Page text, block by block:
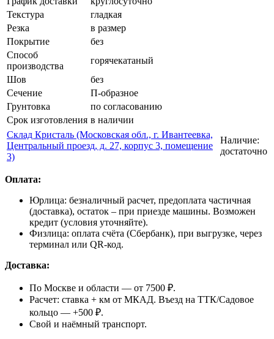
Текстура
гладкая
Резка
в размер
Покрытие
без
Способ
производства
горячекатаный
Шов
без
Сечение
П-образное
Грунтовка
по согласованию
Срок изготовления в наличии
Склад Кристаль (Московская обл., г. Ивантеевка,
Центральный проезд, д. 27, корпус 3, помещение
3)
Наличие:
достаточно
Оплата:
Юрлица: безналичный расчет, предоплата частичная
(доставка), остаток – при приезде машины. Возможен
кредит (условия уточняйте).
Физлица: оплата счёта (Сбербанк), при выгрузке, через
терминал или QR-код.
Доставка:
По Москве и области — от 7500 ₽.
Расчет: ставка + км от МКАД. Въезд на ТТК/Садовое
кольцо — +500 ₽.
Свой и наёмный транспорт.